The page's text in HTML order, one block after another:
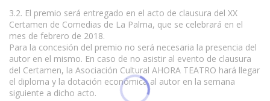
3.2. El premio será entregado en el acto de clausura del XX
Certamen de Comedias de La Palma, que se celebrará en el
mes de febrero de 2018.
Para la concesión del premio no será necesaria la presencia del
autor en el mismo. En caso de no asistir al evento de clausura
del Certamen, la Asociación Cultural AHORA TEATRO hará llegar
el diploma y la dotación económica al autor en la semana
siguiente a dicho acto.